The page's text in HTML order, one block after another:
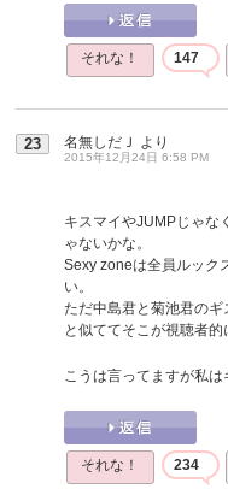
それな！ 147
23 名無しだＪ より
2015年12月24日 6:58 PM
キスマイやJUMPじゃな
ゃないかな。
Sexy zoneは全員ルック
い。
ただ中島君と菊池君の
と似ててそこが視聴者的
こうは言ってますが私
それな！ 234